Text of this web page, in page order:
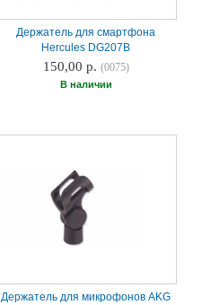
Держатель для смартфона
Hercules DG207B
150,00 р. (0075)
В наличии
Держатель для микрофонов AKG